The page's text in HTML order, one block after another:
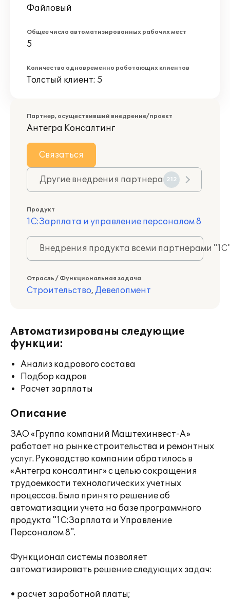
Файловый
Общее число автоматизированных рабочих мест
5
Количество одновременно работающих клиентов
Толстый клиент: 5
Партнер, осуществивший внедрение/проект
Антегра Консалтинг
Связаться
Другие внедрения партнера 212
Продукт
1С:Зарплата и управление персоналом 8
Внедрения продукта всеми партнерами
Отрасль / Функциональная задача
Строительство, Девелопмент
Автоматизированы следующие
функции:
Анализ кадрового состава
Подбор кадров
Расчет зарплаты
Описание
ЗАО «Группа компаний Маштехинвест-А»
работает на рынке строительства и ремонтных
услуг. Руководство компании обратилось в
«Антегра консалтинг» с целью сокращения
трудоемкости технологических учетных
процессов. Было принято решение об
автоматизации учета на базе программного
продукта "1С:Зарплата и Управление
Персоналом 8".
Функционал системы позволяет
автоматизировать решение следующих задач:
• расчет заработной платы;